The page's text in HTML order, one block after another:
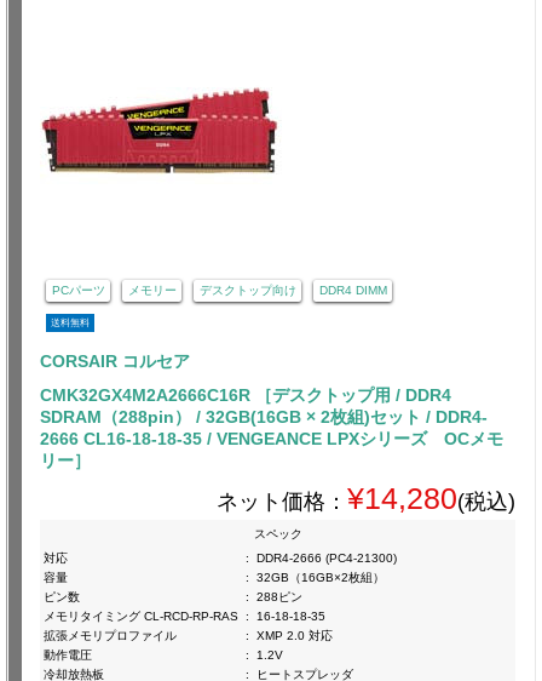
PCパーツ メモリー デスクトップ向け DDR4 DIMM
送料無料
CORSAIR コルセア
CMK32GX4M2A2666C16R ［デスクトップ用 / DDR4
SDRAM（288pin） / 32GB(16GB × 2枚組)セット / DDR4-
2666 CL16-18-18-35 / VENGEANCE LPXシリーズ OCメモ
リー］
ネット価格： ¥14,280(税込)
スペック
対応
:
DDR4-2666 (PC4-21300)
容量
:
32GB（16GB×2枚組）
ピン数
:
288ピン
メモリタイミング CL-RCD-RP-RAS :
16-18-18-35
拡張メモリプロファイル
:
XMP 2.0 対応
動作電圧
:
1.2V
冷却放熱板
: ヒートスプレッダ